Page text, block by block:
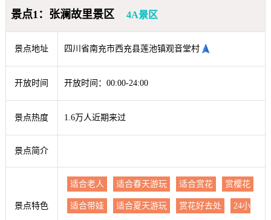
经销商
景点1：张澜故里景区 4A景区
景点地址 四川省南充市西充县莲池镇观音堂村
开放时间 开放时间：00:00-24:00
景点热度 1.6万人近期来过
景点简介
景点特色
适合老人 适合春天游玩 适合赏花 赏樱花
适合带娃 适合夏天游玩 赏花好去处 24小